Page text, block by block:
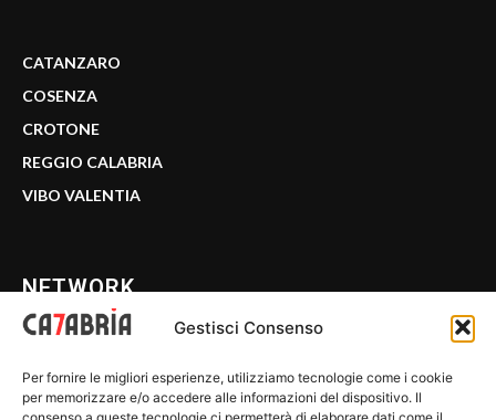
Gestisci Consenso
Per fornire le migliori esperienze, utilizziamo tecnologie come i cookie
per memorizzare e/o accedere alle informazioni del dispositivo. Il
CATANZARO
COSENZA
CROTONE
REGGIO CALABRIA
VIBO VALENTIA
NETWORK
WE CALABRIA